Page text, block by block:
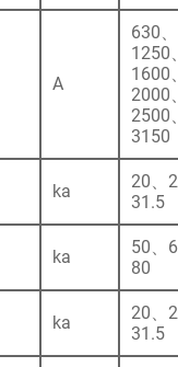
A
630、
1250
1600
2000
2500
3150
ka
20、
31.5
ka
50、
80
ka
20、
31.5